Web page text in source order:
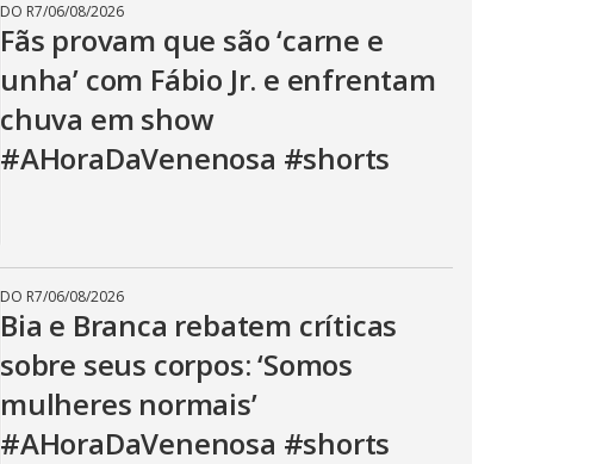
DO R7/06/08/2026
Fãs provam que são ‘carne e
unha’ com Fábio Jr. e enfrentam
chuva em show
#AHoraDaVenenosa #shorts
DO R7/06/08/2026
Bia e Branca rebatem críticas
sobre seus corpos: ‘Somos
mulheres normais’
#AHoraDaVenenosa #shorts